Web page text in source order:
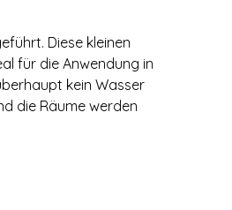
Diese kleinen
für die Anwendung in
kein Wasser
die Räume werden